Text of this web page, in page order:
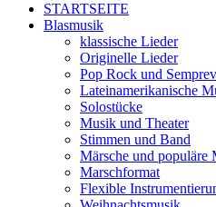
STARTSEITE
Blasmusik
klassische Lieder
Originelle Lieder
Pop Rock und
Lateinamerikanische
Solostücke
Musik und Theater
Stimmen und Band
Märsche und populäre
Marschformat
Flexible